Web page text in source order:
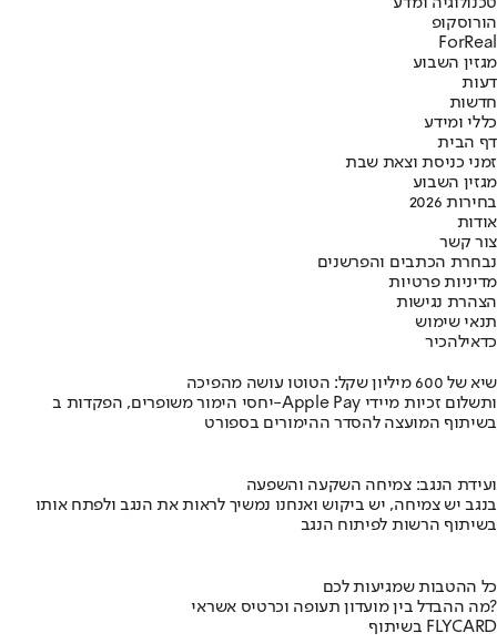
הורוסקופ
ForReal
מגזין השבוע
דעות
חדשות
כללי ומידע
דף הבית
זמני כניסת וצאת שבת
מגזין השבוע
בחירות 2026
אודות
צור קשר
נבחרת הכתבים והפרשנים
מדיניות פרטיות
הצהרת נגישות
תנאי שימוש
כדאילהכיר
שיא של 600 מיליון שקל: הטוטו עושה מהפיכה
יחסי הימור משופרים, הפקדות ב-Apple Pay ותשלום זכיות מיידי
בשיתוף המועצה להסדר ההימורים בספורט
ועידת הנגב: צמיחה השקעה והשפעה
בנגב יש צמיחה, יש ביקוש ואנחנו נמשיך לראות את הנגב ולפתח אותו
בשיתוף הרשות לפיתוח הנגב
כל ההטבות שמגיעות לכם
מה ההבדל בין מועדון תעופה וכרטיס אשראי?
בשיתוף FLYCARD